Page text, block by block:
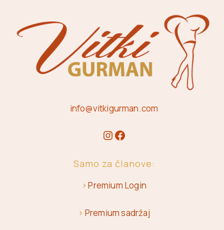
info@vitkigurman.com
Samo za članove:
>Premium Login
> Premium sadržaj